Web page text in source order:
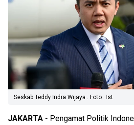
Seskab Teddy Indra Wijaya . Foto : Ist
JAKARTA - Pengamat Politik